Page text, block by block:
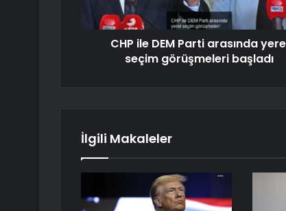
CHP ile DEM Parti arasında
seçim görüşmeleri başladı
İlgili Makaleler